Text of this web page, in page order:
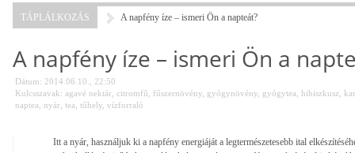
TÁPLÁLKOZÁS A napfény íze – ismeri Ön a napteát?
A napfény íze – ismeri Ön a
Dátum: 2014.06.10., 22:50
Kulcsszavak: agavé nektár citromfű fűszernövény gyógynövény gyógytea hibiszkusz
naptea
nyár tea tűhely vízforraló
Itt a nyár, használjuk ki a napfény energiáját a legtermészetesebb ital